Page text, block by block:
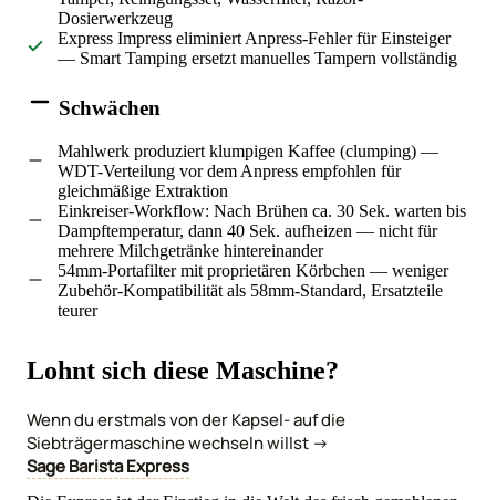
Dosierwerkzeug
Express Impress eliminiert Anpress-Fehler für Einsteiger
— Smart Tamping ersetzt manuelles Tampern vollständig
Schwächen
Mahlwerk produziert klumpigen Kaffee (clumping) —
WDT-Verteilung vor dem Anpress empfohlen für
gleichmäßige Extraktion
Einkreiser-Workflow: Nach Brühen ca. 30 Sek. warten bis
Dampftemperatur, dann 40 Sek. aufheizen — nicht für
mehrere Milchgetränke hintereinander
54mm-Portafilter mit proprietären Körbchen — weniger
Zubehör-Kompatibilität als 58mm-Standard, Ersatzteile
teurer
Lohnt sich diese Maschine?
Wenn du erstmals von der Kapsel- auf die
Siebträgermaschine wechseln willst →
Sage Barista Express